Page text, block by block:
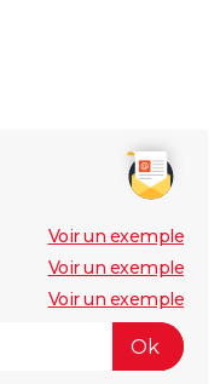
Voir un exemple
Voir un exemple
Voir un exemple